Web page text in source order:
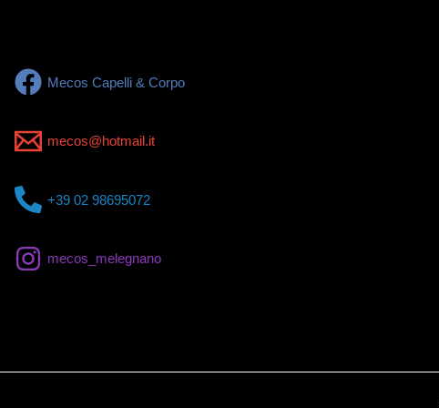
Mecos Capelli & Corpo
mecos@hotmail.it
+39 02 98695072
mecos_melegnano